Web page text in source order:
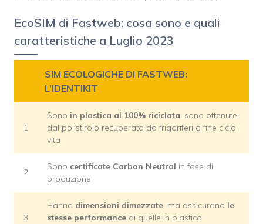
EcoSIM di Fastweb: cosa sono e quali
caratteristiche a Luglio 2023
SIM ECOLOGICHE DI FASTWEB:
L’IDENTIKIT
1
Sono in plastica al 100% riciclata: sono ottenute
dal polistirolo recuperato da frigoriferi a fine ciclo
vita
2
Sono certificate Carbon Neutral in fase di
produzione
3
Hanno dimensioni dimezzate, ma assicurano le
stesse performance di quelle in plastica